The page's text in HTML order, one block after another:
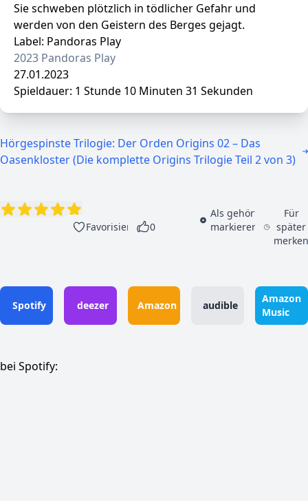
Sie schweben plötzlich in tödlicher Gefahr und
werden von den Geistern des Berges gejagt.
Label: Pandoras Play
2023 Pandoras Play
27.01.2023
Spieldauer: 1 Stunde 10 Minuten 31 Sekunden
Hörgespinste Trilogie: Der Orden Origins 02 – Das
Oasenkloster (Die komplette Origins Trilogie Teil 2 von 3)
Favorisieren 0
Als gehört
markieren
Für
später
Spotify deezer Amazon audible
Amazon
Music
bei Spotify: